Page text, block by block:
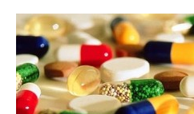
Irlanda
Blog dedicado a los que viven,
Irlanda!